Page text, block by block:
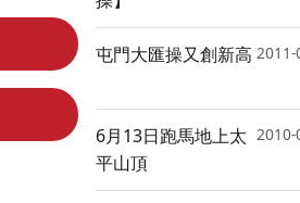
屯門大匯操又創新高
6月13日跑馬地上太
平山頂